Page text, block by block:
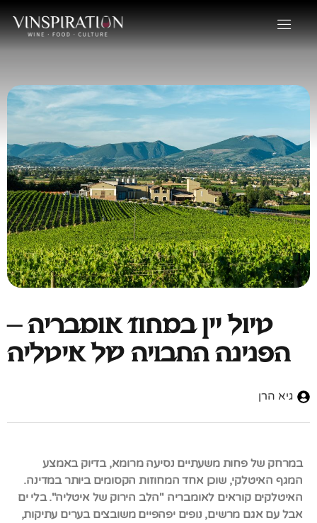
טיול יין במחוז אומבריה –
הפנינה החבויה של איטליה
גיא הרן
במרחק של פחות משעתיים נסיעה מרומא, בדיוק באמצע
המגף האיטלקי, שוכן אחד המחוזות הקסומים ביותר במדינה.
האיטלקים קוראים לאומבריה "הלב הירוק של איטליה". בלי ים
אבל עם אגם מרשים, נופים יפהפיים משובצים בערים עתיקות,